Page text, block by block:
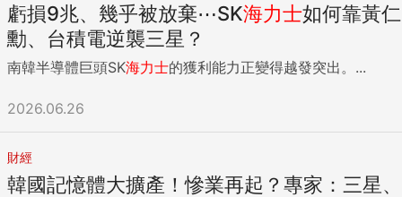
虧損9兆、幾乎被放棄⋯SK海力士如何靠黃仁
勳、台積電逆襲三星？
南韓半導體巨頭SK海力士的獲利能力正變得越發突出。...
2026.06.26
財經
韓國記憶體大擴產！慘業再起？專家：三星、